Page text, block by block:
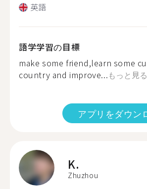
英語
語学学習の目標
make some friend,learn some
country and improve...もっと見る
アプリをダウン
K.
Zhuzhou